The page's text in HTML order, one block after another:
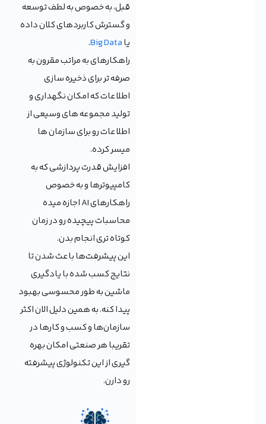
قبل، به خصوص به لطف توسعه
و گسترش کاربردهای کلان داده
یاBig Data
.
راهکارهای به مراتب مقرون به
صرفه تر برای ذخیره سازی
اطلاعات که امکان نگهداری و
تولید مجموعه های وسیعی از
اطلاعات رو برای سازمان ها
میسر کرده.
افزایش قدرت پردازشی که به
کامپیوترها و به خصوص
راهکارهای AI اجازه میده
محاسبات پیچیده رو در زمان
کوتاه تری انجام بدن.
این پیشرفت‌ها باعث شدن تا
نتایج کسب شده با یادگیری
ماشین به طور محسوسی بهبود
پیدا کنه. به همین دلیل الان اکثر
سازمان‌ها و کسب و کارها در
تقریبا هر صنعتی امکان بهره
گیری از این تکنولوژی پیشرفته
رو دارن.